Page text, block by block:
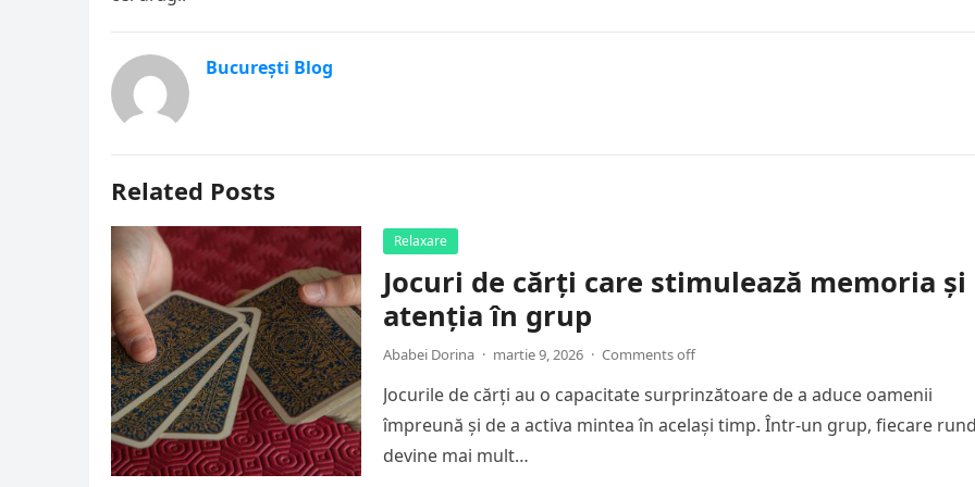
București Blog
Related Posts
Relaxare
Jocuri de cărți care stimulează memoria și
atenția în grup
Ababei Dorina · martie 9, 2026 · Comments off
Jocurile de cărți au o capacitate surprinzătoare de a aduce oamenii
împreună și de a activa mintea în același timp. Într-un grup, fiecare
devine mai mult…